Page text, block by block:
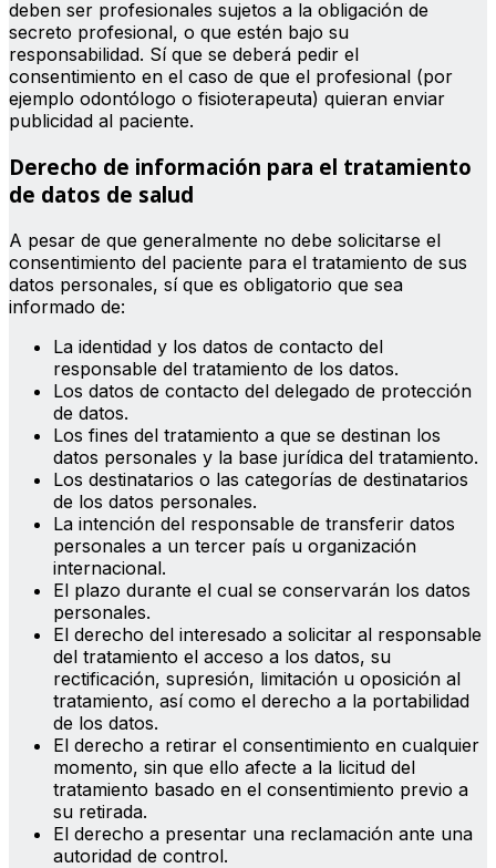
deben ser profesionales sujetos a la obligación de
secreto profesional, o que estén bajo su
responsabilidad. Sí que se deberá pedir el
consentimiento en el caso de que el profesional (por
ejemplo odontólogo o fisioterapeuta) quieran enviar
publicidad al paciente.
Derecho de información para el tratamiento
de datos de salud
A pesar de que generalmente no debe solicitarse el
consentimiento del paciente para el tratamiento de sus
datos personales, sí que es obligatorio que sea
informado de:
La identidad y los datos de contacto del
responsable del tratamiento de los datos.
Los datos de contacto del delegado de protección
de datos.
Los fines del tratamiento a que se destinan los
datos personales y la base jurídica del tratamiento.
Los destinatarios o las categorías de destinatarios
de los datos personales.
La intención del responsable de transferir datos
personales a un tercer país u organización
internacional.
El plazo durante el cual se conservarán los datos
personales.
El derecho del interesado a solicitar al responsable
del tratamiento el acceso a los datos, su
rectificación, supresión, limitación u oposición al
tratamiento, así como el derecho a la portabilidad
de los datos.
El derecho a retirar el consentimiento en cualquier
momento, sin que ello afecte a la licitud del
tratamiento basado en el consentimiento previo a
su retirada.
El derecho a presentar una reclamación ante una
autoridad de control.